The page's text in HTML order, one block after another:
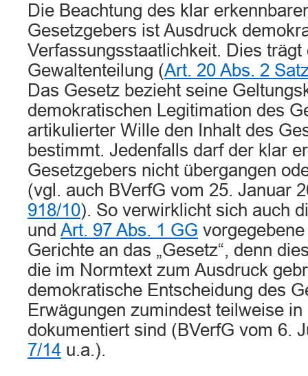
Die Beachtung des klar
Gesetzgebers ist Ausdruck
Verfassungsstaatlichkeit. Dies
Gewaltenteilung (Art. 20 Abs. 2
Das Gesetz bezieht seine
demokratischen Legitimation des
artikulierter Wille den Inhalt des
bestimmt. Jedenfalls darf der klar
Gesetzgebers nicht übergangen
(vgl. auch BVerfG vom 25. Januar
918/10). So verwirklicht sich auch
und Art. 97 Abs. 1 GG
Gerichte an das „Gesetz“, denn
die im Normtext zum Ausdruck
demokratische Entscheidung des
Erwägungen zumindest teilweise
dokumentiert sind (BVerfG vom 6.
7/14 u.a.).